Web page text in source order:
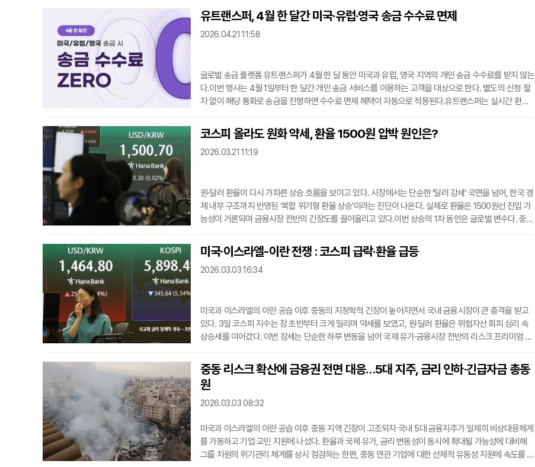
리한다. 대규모 수신 유치는 물론 한국 수도의 자금을 책임진다는 상징성 덕분에 기관 영업 확대와 브랜드
가치 상승 효과를 누릴 수 있다. 이번 입찰 설명회에는 국민·신한·하나·우리·농협·제일·기업은행 등이 참여
하며 뜨거
유트랜스퍼, 4월 한 달간 미국·유럽·영국 송금 수수료 면제
2026.04.21 11:58
글로벌 송금 플랫폼 유트랜스퍼가 4월 한 달 동안 미국과 유럽, 영국 지역의 개인 송금 수수료를 받지 않는
다.이번 행사는 4월 1일부터 한 달간 개인 송금 서비스를 이용하는 고객을 대상으로 한다. 별도의 신청 절
차 없이 해당 통화로 송금을 진행하면 수수료 면제 혜택이 자동으로 적용된다.유트랜스퍼는 실시간 환율
의 편의를 넓힐 계획이다.기업용 서비스인 ‘유트랜스퍼 비즈(Utransfer Biz)’는 대량 송금 시스템과 외환
정산 기능을 통해 기업의 업무 처리를 돕는다. 또한 미국 거주자들이 한국으로 송금할 때 이용할 수 있는
전용
코스피 올라도 원화 약세, 환율 1500원 압박 원인은?
2026.03.21 11:19
원·달러 환율이 다시 가파른 상승 흐름을 보이고 있다. 시장에서는 단순한 ‘달러 강세’ 국면을 넘어, 한국 경
제 내부 구조까지 반영된 ‘복합 위기형 환율 상승’이라는 진단이 나온다. 실제로 환율은 1500원선 진입 가
능성이 거론되며 금융시장 전반의 긴장도를 끌어올리고 있다.이번 상승의 1차 동인은 글로벌 변수다. 중동
과 달러 강세로 연결되는 구조다. 실제로 2026년 들어 환율은 장중 1500원을 넘어서며 금융위기 이후 17
년 만의 최고 수준을 기록하기도 했다.여기에 미국 경제의 상대적 강세가 겹치고 있다. 높은 금리와 견조
미국·이스라엘-이란 전쟁 : 코스피 급락·환율 급등
2026.03.03 16:34
미국과 이스라엘의 이란 공습 이후 중동의 지정학적 긴장이 높아지면서 국내 금융시장이 큰 충격을 받고
있다. 3일 코스피 지수는 장 초반부터 크게 밀리며 약세를 보였고, 원·달러 환율은 위험자산 회피 심리 속
상승세를 이어갔다. 이번 장세는 단순한 하루 변동을 넘어 국제 유가·금융시장 전반의 리스크 프리미엄 확
보다 7.2% 이상 급락했고, 지수는 5,800대 중후반까지 밀려났다. 투자자들은 반도체 등 대형주부터 중소
형주까지 고르게 매도를 확대했으며, 매도 강도는 글로벌 증시 하락 흐름과 연동되는 모습이었다. 특히 이
날 증시에
중동 리스크 확산에 금융권 전면 대응…5대 지주, 금리 인하·긴급자금 총동
원
2026.03.03 08:32
미국과 이스라엘의 이란 공습 이후 중동 지역 긴장이 고조되자 국내 5대 금융지주가 일제히 비상대응체계
를 가동하고 기업·교민 지원에 나섰다. 환율과 국제 유가, 금리 변동성이 동시에 확대될 가능성에 대비해
그룹 차원의 위기관리 체계를 상시 점검하는 한편, 중동 연관 기업에 대한 선제적 유동성 지원에 속도를 내